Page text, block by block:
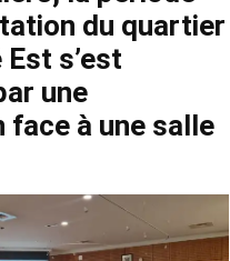
du quartier
s’est
une
à une salle